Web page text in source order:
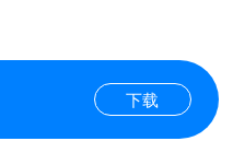
下载